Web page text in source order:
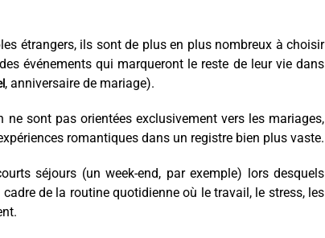
étrangers, ils sont de plus en plus nombreux à choisir
événements qui marqueront le reste de leur vie dans
, anniversaire de mariage).
sont pas orientées exclusivement vers les mariages,
romantiques dans un registre bien plus vaste.
séjours (un week-end, par exemple) lors desquels
de la routine quotidienne où le travail, le stress, les